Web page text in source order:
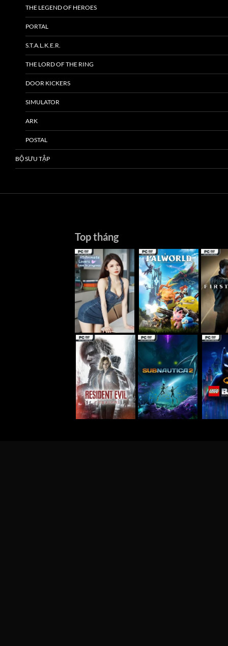
THE LEGEND OF HEROES
PORTAL
S.T.A.L.K.E.R.
THE LORD OF THE RING
DOOR KICKERS
SIMULATOR
ARK
POSTAL
BỘ SƯU TẬP
Top tháng